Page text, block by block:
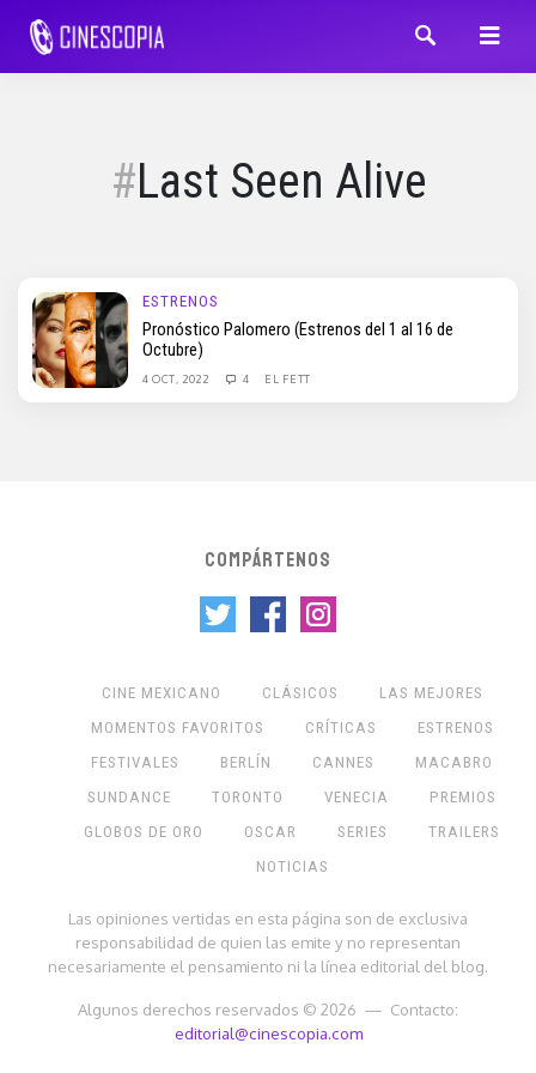
Last Seen Alive
ESTRENOS
Pronóstico Palomero (Estrenos del 1 al 16 de
Octubre)
4 OCT, 2022 4 EL FETT
COMPÁRTENOS
CINE MEXICANO CLÁSICOS
LAS MEJORES
MOMENTOS FAVORITOS
CRÍTICAS
ESTRENOS
FESTIVALES
BERLÍN CANNES
MACABRO
SUNDANCE
TORONTO VENECIA
PREMIOS
GLOBOS DE ORO
OSCAR SERIES
TRAILERS
NOTICIAS
Las opiniones vertidas en esta página son de exclusiva
responsabilidad de quien las emite y no representan
necesariamente el pensamiento ni la línea editorial del blog.
Algunos derechos reservados © 2026 — Contacto:
editorial@cinescopia.com